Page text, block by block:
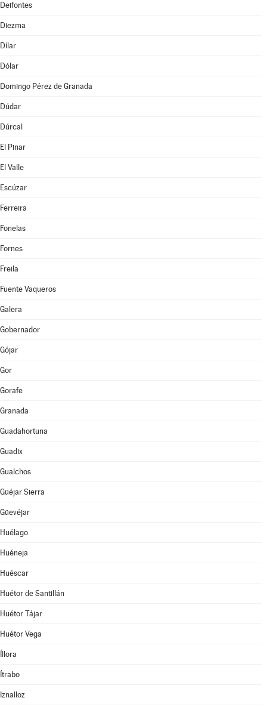
Deifontes
Diezma
Dílar
Dólar
Domingo Pérez de Granada
Dúdar
Dúrcal
El Pinar
El Valle
Escúzar
Ferreira
Fonelas
Fornes
Freila
Fuente Vaqueros
Galera
Gobernador
Gójar
Gor
Gorafe
Granada
Guadahortuna
Guadix
Gualchos
Güéjar Sierra
Güevéjar
Huélago
Huéneja
Huéscar
Huétor de Santillán
Huétor Tájar
Huétor Vega
Íllora
Ítrabo
Iznalloz